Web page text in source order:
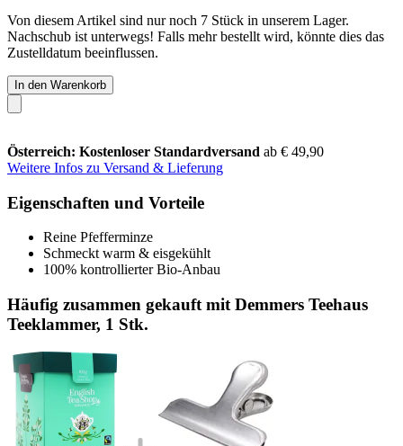
Von diesem Artikel sind nur noch 7 Stück in unserem Lager.
Nachschub ist unterwegs! Falls mehr bestellt wird, könnte dies das
Zustelldatum beeinflussen.
In den Warenkorb
Österreich: Kostenloser Standardversand ab € 49,90
Weitere Infos zu Versand & Lieferung
Eigenschaften und Vorteile
Reine Pfefferminze
Schmeckt warm & eisgekühlt
100% kontrollierter Bio-Anbau
Häufig zusammen gekauft mit Demmers Teehaus
Teeklammer, 1 Stk.